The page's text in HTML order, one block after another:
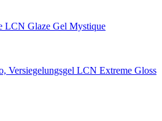
LCN Glaze Gel Mystique
LCN Extreme Gloss